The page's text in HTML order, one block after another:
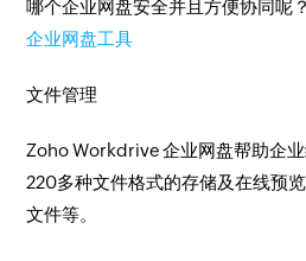
哪个企业网盘安全并且方便协同呢
企业网盘工具
文件管理
Zoho Workdrive 企业网盘帮助企
220多种文件格式的存储及在线预
文件等。